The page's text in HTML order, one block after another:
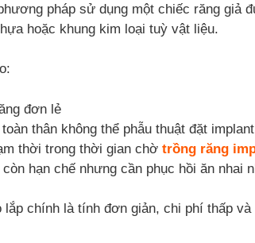
pháp sử dụng một chiếc răng giả
hoặc khung kim loại tuỳ vật liệu.
đơn lẻ
thân không thể phẫu thuật đặt implant
thời trong thời gian chờ trồng răng
hạn chế nhưng cần phục hồi ăn nhai
lắp chính là tính đơn giản, chi phí thấp